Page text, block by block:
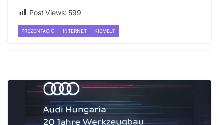
Post Views: 599
PREZENTÁCIÓ INTERNET KIEMELT